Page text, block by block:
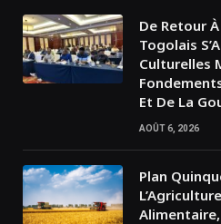
De Retour
Togolais
Culturelles
Et De La
AOÛT 6, 2026
Plan